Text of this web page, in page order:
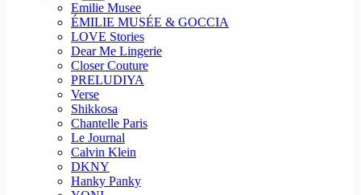
Emilie Musee
ÉMILIE MUSÉE & GOCCIA
LOVE Stories
Dear Me Lingerie
Closer Couture
PRELUDIYA
Verse
Shikkosa
Chantelle Paris
Le Journal
Calvin Klein
DKNY
Hanky Panky